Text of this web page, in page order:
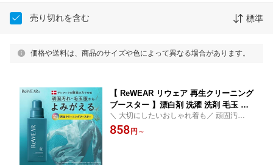
売り切れを含む 標準
価格や送料は、商品のサイズや色によって異なる場合があります。
【 ReWEAR リウェア 再生クリーニング
ブースター 】漂白剤 洗濯 洗剤 毛玉 毛
羽立ち 頑固汚れ エリそで汚れ 黄ばみ
黒ずみ 汗ジミ 消臭 抗菌 赤ちゃん用 血
＼ 大切にしたいおしゃれ着も／ 頑固汚れ・
毛玉服からよみがえる 色柄も使える再生漂
白剤
858円 ～